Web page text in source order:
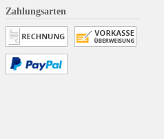
Zahlungsarten